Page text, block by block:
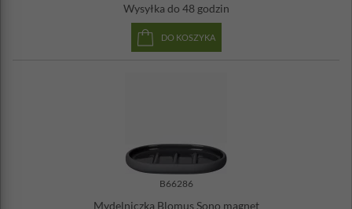
Wysyłka do 48 godzin
DO KOSZYKA
B66286
Mydelniczka Blomus Sono magnet